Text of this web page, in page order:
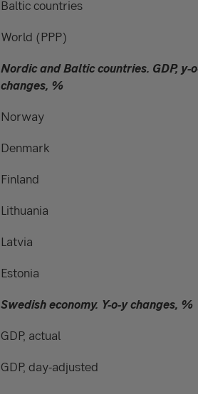
Baltic countries
World (PPP)
Nordic and Baltic countries. GDP, y-
changes, %
Norway
Denmark
Finland
Lithuania
Latvia
Estonia
Swedish economy. Y-o-y changes, %
GDP, actual
GDP, day-adjusted